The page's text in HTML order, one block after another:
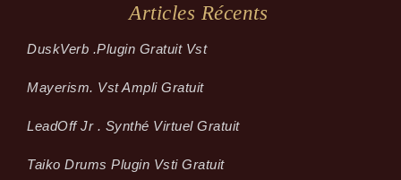
Articles Récents
Dusk­Verb .plugin Gratuit Vst
Mayerism. Vst Ampli Gratuit
LeadOff Jr . Synthé Virtuel Gratuit
Taiko Drums Plugin Vsti Gratuit